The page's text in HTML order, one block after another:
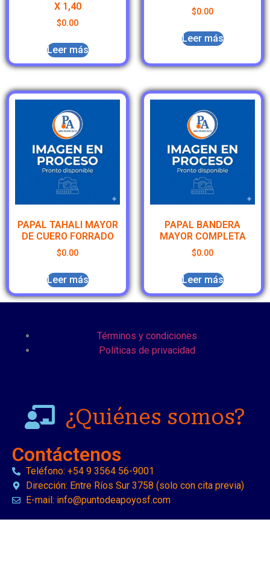
X 1,40
$0.00
Leer más
$0.00
Leer más
PAPAL TAHALI MAYOR
DE CUERO FORRADO
$0.00
Leer más
PAPAL BANDERA
MAYOR COMPLETA
$0.00
Leer más
Términos y condiciones
Políticas de privacidad
¿Quiénes somos?
Contáctenos
Teléfono: +54 9 3564 56-9001
Dirección: Entre Ríos Sur 3758 (solo con cita previa)
E-mail: info@puntodeapoyosf.com